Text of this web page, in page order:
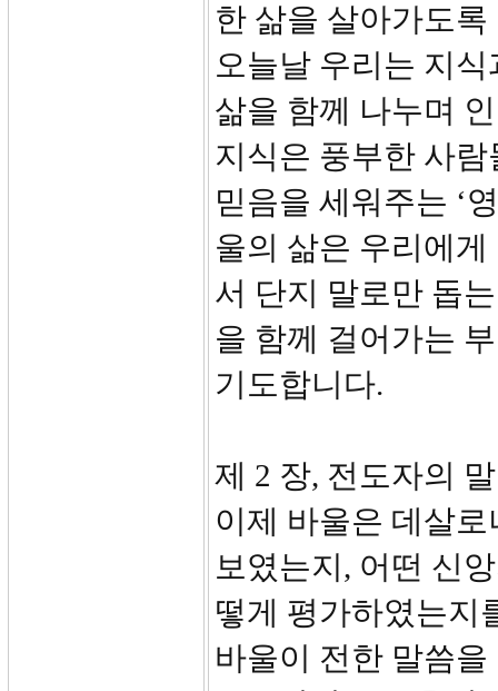
한 삶을 살아가도
오늘날 우리는 지
삶을 함께 나누며
지식은 풍부한 사
믿음을 세워주는 ‘
울의 삶은 우리에
서 단지 말로만 돕
을 함께 걸어가는
기도합니다.
제 2 장, 전도자의
이제 바울은 데살
보였는지, 어떤 신
떻게 평가하였는지
바울이 전한 말씀